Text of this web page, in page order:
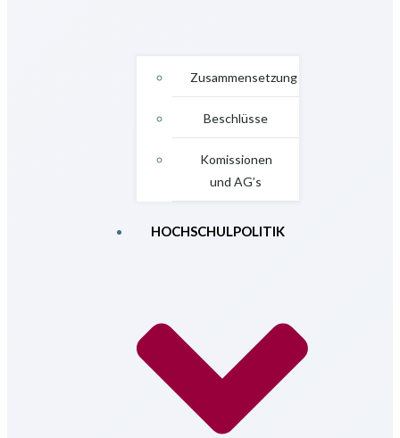
Zusammensetzung
Beschlüsse
Komissionen
und AG’s
HOCHSCHULPOLITIK